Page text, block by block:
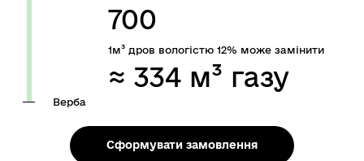
700
1м³ дров вологістю 12% може замінити
≈ 334 м³ газу
Верба
Сформувати замовлення